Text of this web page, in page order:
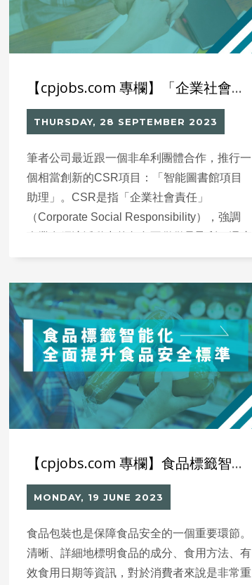
【cpjobs.com 專欄】「企業社會責任」不應只是捐錢
THURSDAY, 28 SEPTEMBER 2023
筆者公司最近跟一個非牟利團體合作，推行一
個相當創新的CSR項目：「智能圖書館項目
助理」。CSR是指「企業社會責任」
（Corporate Social Responsibility），強調
該承擔一定的社會責任。近年，愈來愈多的企
以及環境保護，成為更具社會價值觀念的組
織。
【cpjobs.com 專欄】食品標籤智能化：全面提升食品安全標準
MONDAY, 19 JUNE 2023
食品包裝也是保障食品安全的一個重要環節。
清晰、詳細地標明食品的成分、食用方法、有
效食用日期等資訊，對於消費者來說是非常重